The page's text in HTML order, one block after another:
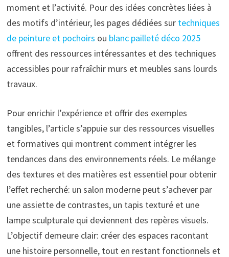
moment et l’activité. Pour des idées concrètes liées à
des motifs d’intérieur, les pages dédiées sur techniques
de peinture et pochoirs ou blanc pailleté déco 2025
offrent des ressources intéressantes et des techniques
accessibles pour rafraîchir murs et meubles sans lourds
travaux.
Pour enrichir l’expérience et offrir des exemples
tangibles, l’article s’appuie sur des ressources visuelles
et formatives qui montrent comment intégrer les
tendances dans des environnements réels. Le mélange
des textures et des matières est essentiel pour obtenir
l’effet recherché: un salon moderne peut s’achever par
une assiette de contrastes, un tapis texturé et une
lampe sculpturale qui deviennent des repères visuels.
L’objectif demeure clair: créer des espaces racontant
une histoire personnelle, tout en restant fonctionnels et